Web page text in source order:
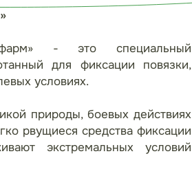
- это специальный
для фиксации повязки,
условиях.
природы, боевых действиях
рвущиеся средства фиксации
экстремальных условий